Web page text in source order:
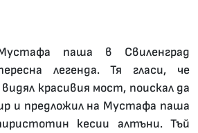
паша в Свиленград
легенда. Тя гласи, че
красивия мост, поискал да
и предложил на Мустафа паша
кесии алтъни. Тъй